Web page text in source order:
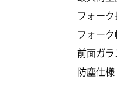
フォーク
フォー
前面ガラ
防塵仕様